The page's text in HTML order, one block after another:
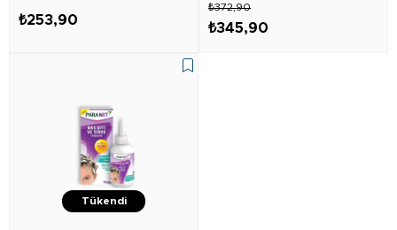
₺253,90
₺345,90
₺372,90
Tükendi